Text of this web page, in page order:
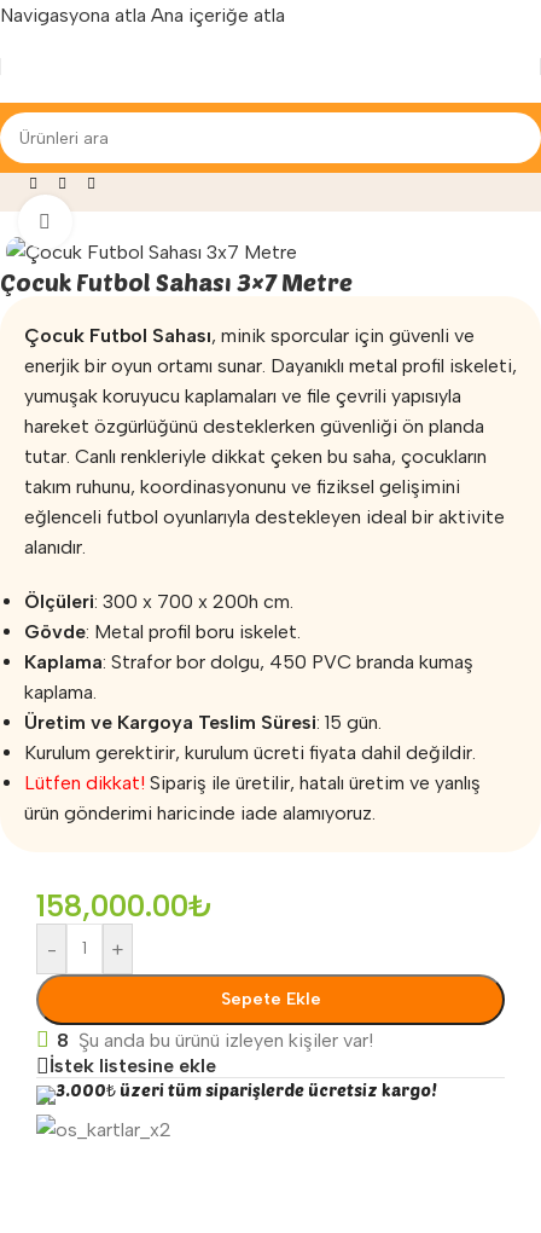
Navigasyona atla Ana içeriğe atla
Parkları»Oyun Havuzu
Çocuk Futbol Sahası 3×7 Metre
Çocuk Futbol Sahası, minik sporcular için güvenli ve
enerjik bir oyun ortamı sunar. Dayanıklı metal profil iskeleti,
yumuşak koruyucu kaplamaları ve file çevrili yapısıyla
hareket özgürlüğünü desteklerken güvenliği ön planda
tutar. Canlı renkleriyle dikkat çeken bu saha, çocukların
takım ruhunu, koordinasyonunu ve fiziksel gelişimini
eğlenceli futbol oyunlarıyla destekleyen ideal bir aktivite
alanıdır.
Ölçüleri: 300 x 700 x 200h cm.
Gövde: Metal profil boru iskelet.
Kaplama: Strafor bor dolgu, 450 PVC branda kumaş
kaplama.
Üretim ve Kargoya Teslim Süresi: 15 gün.
Kurulum gerektirir, kurulum ücreti fiyata dahil değildir.
Lütfen dikkat! Sipariş ile üretilir, hatalı üretim ve yanlış
ürün gönderimi haricinde iade alamıyoruz.
158,000.00₺
- +
Sepete Ekle
8 Şu anda bu ürünü izleyen kişiler var!
İstek listesine ekle
3.000₺ üzeri tüm siparişlerde ücretsiz kargo!